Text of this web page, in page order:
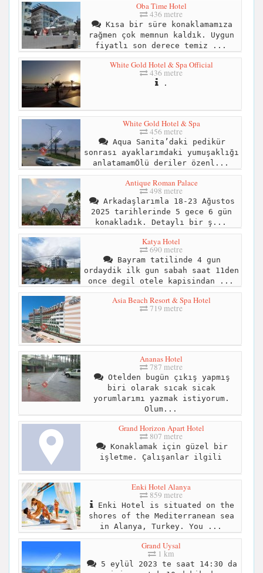
Oba Time Hotel
436 metre
Kısa bir süre konaklamamıza
rağmen çok memnun kaldık. Uygun
fiyatlı son derece temiz ...
White Gold Hotel & Spa Official
436 metre
.
White Gold Hotel & Spa
456 metre
Aqua Sanita’daki pedikür
sonrası ayaklarımdaki yumuşaklığı
anlatamamÖlü deriler özenl...
Antique Roman Palace
498 metre
Arkadaşlarımla 18-23 Ağustos
2025 tarihlerinde 5 gece 6 gün
konakladık. Detaylı bir ş...
Katya Hotel
690 metre
Bayram tatilinde 4 gun
ordaydik ilk gun sabah saat 11den
once degil otele kapisindan ...
Asia Beach Resort & Spa Hotel
719 metre
Ananas Hotel
787 metre
Otelden bugün çıkış yapmış
biri olarak sıcak sicak
yorumlarımı yazmak istiyorum.
Olum...
Grand Horizon Apart Hotel
807 metre
Konaklamak için güzel bir
işletme. Çalışanlar ilgili
Enki Hotel Alanya
859 metre
Enki Hotel is situated on the
shores of the Mediterranean sea
in Alanya, Turkey. You ...
Grand Uysal
1 km
5 eylül 2023 te saat 14:30 da